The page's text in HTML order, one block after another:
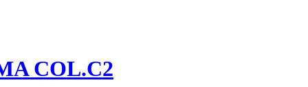
COL.C2